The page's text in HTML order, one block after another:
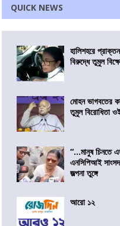
QUICK NEWS
হালিশহরে
বিরুদ্ধে তুমুল
মোহন ভাগবতের
তুমুল বিরোধিতা
“…মানুষ চিনতে
এনসিপিআই
জল্পনা তুঙ্গে
আরো ১২